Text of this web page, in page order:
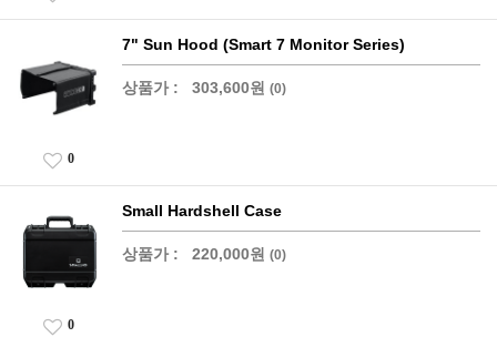
7" Sun Hood (Smart 7 Monitor Series)
상품가 : 303,600원 (0)
0
Small Hardshell Case
상품가 : 220,000원 (0)
0